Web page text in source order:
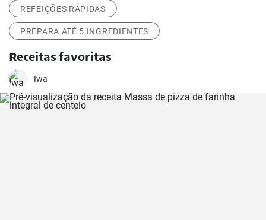
REFEIÇÕES RÁPIDAS
PREPARA ATÉ 5 INGREDIENTES
Receitas favoritas
Iwa